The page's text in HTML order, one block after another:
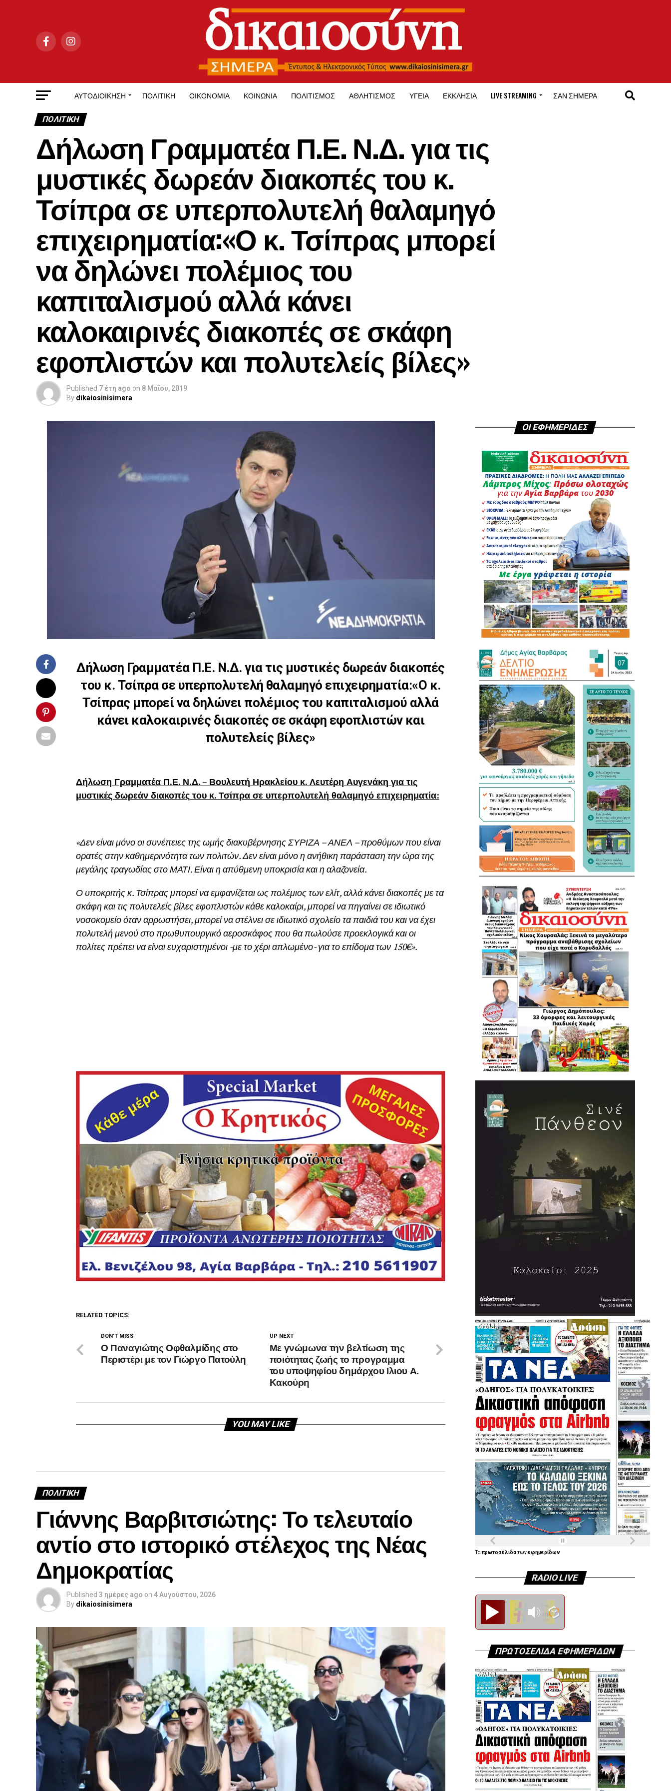
ΑΥΤΟΔΙΟΊΚΗΣΗ ΠΟΛΙΤΙΚΉ ΟΙΚΟΝΟΜΊΑ ΚΟΙΝΩΝΊΑ ΠΟΛΙΤΙΣΜΌΣ ΑΘΛΗΤΙΣΜΌΣ ΥΓΕΊΑ ΕΚΚΛΗΣΊΑ LIVE STREAMING ΣΑΝ ΣΉΜΕΡΑ
ΠΟΛΙΤΙΚΉ
Δήλωση Γραμματέα Π.Ε. Ν.Δ. για τις
μυστικές δωρεάν διακοπές του κ.
Τσίπρα σε υπερπολυτελή θαλαμηγό
επιχειρηματία:«Ο κ. Τσίπρας μπορεί
να δηλώνει πολέμιος του
καπιταλισμού αλλά κάνει
καλοκαιρινές διακοπές σε σκάφη
εφοπλιστών και πολυτελείς βίλες»
Published 7 έτη ago on 8 Μαΐου, 2019
By dikaiosinisimera
Δήλωση Γραμματέα Π.Ε. Ν.Δ. για τις μυστικές δωρεάν διακοπές
του κ. Τσίπρα σε υπερπολυτελή θαλαμηγό επιχειρηματία:«Ο κ.
Τσίπρας μπορεί να δηλώνει πολέμιος του καπιταλισμού αλλά
κάνει καλοκαιρινές διακοπές σε σκάφη εφοπλιστών και
πολυτελείς βίλες»
Δήλωση Γραμματέα Π.Ε. Ν.Δ. – Βουλευτή Ηρακλείου κ. Λευτέρη Αυγενάκη για τις
μυστικές δωρεάν διακοπές του κ. Τσίπρα σε υπερπολυτελή θαλαμηγό επιχειρηματία:
«Δεν είναι μόνο οι συνέπειες της ωμής διακυβέρνησης ΣΥΡΙΖΑ – ΑΝΕΛ – προθύμων που είναι
ορατές στην καθημερινότητα των πολιτών. Δεν είναι μόνο η ανήθικη παράσταση την ώρα της
μεγάλης τραγωδίας στο ΜΑΤΙ. Είναι η απύθμενη υποκρισία και η αλαζονεία.
Ο υποκριτής κ. Τσίπρας μπορεί να εμφανίζεται ως πολέμιος των ελίτ, αλλά κάνει διακοπές με τα
σκάφη και τις πολυτελείς βίλες εφοπλιστών κάθε καλοκαίρι, μπορεί να πηγαίνει σε ιδιωτικό
νοσοκομείο όταν αρρωστήσει, μπορεί να στέλνει σε ιδιωτικό σχολείο τα παιδιά του και να έχει
πολυτελή μενού στο πρωθυπουργικό αεροσκάφος που θα πωλούσε προεκλογικά και οι
πολίτες πρέπει να είναι ευχαριστημένοι -με το χέρι απλωμένο- για το επίδομα των 150€».
RELATED TOPICS:
UP NEXT
Με γνώμωνα την βελτίωση της
ποιότητας ζωής το προγραμμα
του υποψηφίου δημάρχου Ιλιου Α.
Κακούρη
DON'T MISS
Ο Παναγιώτης Οφθαλμίδης στο
Περιστέρι με τον Γιώργο Πατούλη
YOU MAY LIKE
ΠΟΛΙΤΙΚΉ
Γιάννης Βαρβιτσιώτης: Το τελευταίο
αντίο στο ιστορικό στέλεχος της Νέας
Δημοκρατίας
Published 3 ημέρες ago on 4 Αυγούστου, 2026
By dikaiosinisimera
ΟΙ ΕΦΗΜΕΡΙΔΕΣ
Ταπρωτοσέλιδατωνεφημερίδων
RADIO LIVE
ΠΡΩΤΟΣΕΛΙΔΑ ΕΦΗΜΕΡΙΔΩΝ